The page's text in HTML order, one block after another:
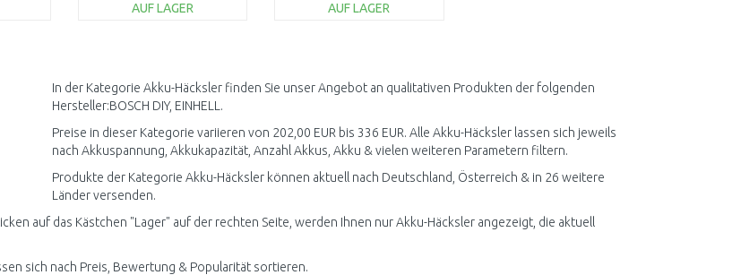
AUF LAGER
Vergleichen
AUF LAGER
Vergleichen
In der Kategorie Akku-Häcksler finden Sie unser Angebot an qualitativen Produkten der folgenden
Hersteller:BOSCH DIY, EINHELL.
Preise in dieser Kategorie variieren von 202,00 EUR bis 336 EUR. Alle Akku-Häcksler lassen sich jeweils
nach Akkuspannung, Akkukapazität, Anzahl Akkus, Akku & vielen weiteren Parametern filtern.
Produkte der Kategorie Akku-Häcksler können aktuell nach Deutschland, Österreich & in 26 weitere
Länder versenden.
auf das Kästchen "Lager" auf der rechten Seite, werden Ihnen nur Akku-Häcksler angezeigt, die aktuell
sich nach Preis, Bewertung & Popularität sortieren.